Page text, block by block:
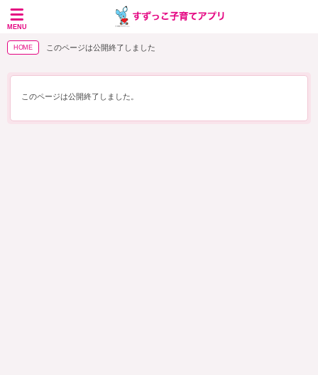
MENU
HOME このページは公開終了しました
このページは公開終了しました。